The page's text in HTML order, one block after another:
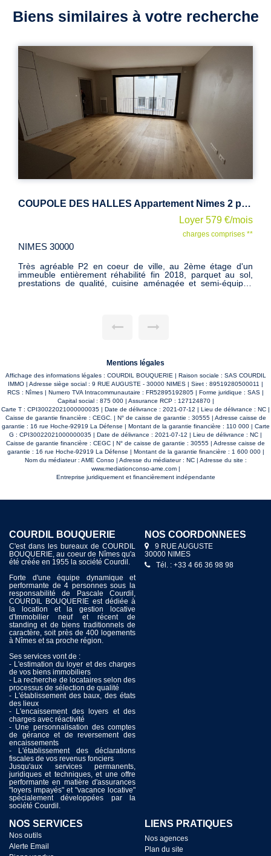
Biens similaires à votre recherche
COUPOLE DES HALLES Appartement Nimes 2 pièce(s) 47.75 m2
Loyer 579 €/mois
charges comprises **
NIMES 30000
Très agréable P2 en coeur de ville, au 2ème étage d'un
immeuble entièrement réhabilité fin 2018, parquet au sol,
prestations de qualité, cuisine aménagée et semi-équipée
Mentions légales
Affichage des informations légales : COURDIL BOUQUERIE | Raison sociale : SAS COURDIL
IMMO | Adresse siège social : 9 RUE AUGUSTE - 30000 NIMES | Siret : 89519280500011 |
RCS : Nîmes | Numero TVA Intracommunautaire : FR52895192805 | Forme juridique : SAS |
Capital social : 875 000 | Assurance RCP : 127124870 |
Carte T : CPI30022021000000035 | Date de délivrance : 2021-07-12 | Lieu de délivrance : NC |
Caisse de garantie financière : CEGC. | N° de caisse de garantie : 30555 | Adresse caisse de
garantie : 16 rue Hoche-92919 La Défense | Montant de la garantie financière : 110 000 | Carte
G : CPI30022021000000035 | Date de délivrance : 2021-07-12 | Lieu de délivrance : NC |
Caisse de garantie financière : CEGC | N° de caisse de garantie : 30555 | Adresse caisse de
garantie : 16 rue Hoche-92919 La Défense | Montant de la garantie financière : 1 600 000 |
Nom du médiateur : AME Conso | Adresse du médiateur : NC | Adresse du site :
www.mediationconso-ame.com|
Entreprise juridiquement et financièrement indépendante
COURDIL BOUQUERIE
C'est dans les bureaux de COURDIL
BOUQUERIE, au coeur de Nîmes qu'a
été créée en 1955 la société Courdil.
Forte d'une équipe dynamique et
performante de 4 personnes sous la
responsabilité de Pascale Courdil,
COURDIL BOUQUERIE est dédiée à
la location et la gestion locative
d'Immobilier neuf et récent de
standing et de biens traditionnels de
caractère, soit près de 400 logements
à Nîmes et sa proche région.
Ses services vont de :
- L'estimation du loyer et des charges
de vos biens immobiliers
- La recherche de locataires selon des
processus de sélection de qualité
- L'établissement des baux, des états
des lieux
- L'encaissement des loyers et des
charges avec réactivité
- Une personnalisation des comptes
de gérance et de reversement des
encaissements
- L'établissement des déclarations
fiscales de vos revenus fonciers
Jusqu'aux services permanents,
juridiques et techniques, et une offre
performante en matière d'assurances
"loyers impayés" et "vacance locative"
spécialement développées par la
société Courdil.
NOS COORDONNÉES
9 RUE AUGUSTE
30000 NIMES
Tél. : +33 4 66 36 98 98
NOS SERVICES
Nos outils
Alerte Email
LIENS PRATIQUES
Nos agences
Plan du site